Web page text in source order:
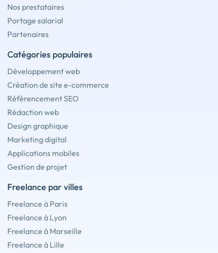
Nos prestataires
Portage salarial
Partenaires
Catégories populaires
Développement web
Création de site e-commerce
Référencement SEO
Rédaction web
Design graphique
Marketing digital
Applications mobiles
Gestion de projet
Freelance par villes
Freelance à Paris
Freelance à Lyon
Freelance à Marseille
Freelance à Lille